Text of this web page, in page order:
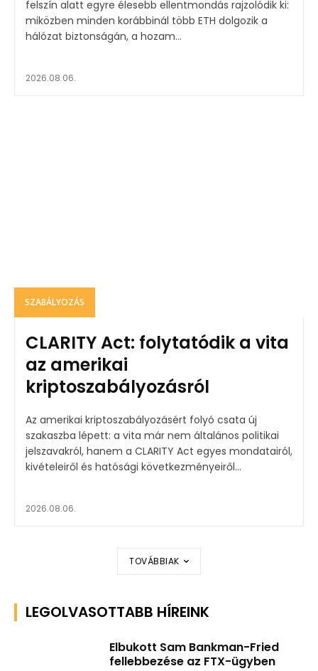
felszín alatt egyre élesebb ellentmondás rajzolódik ki:
miközben minden korábbinál több ETH dolgozik a
hálózat biztonságán, a hozam...
2026.08.06.
SZABÁLYOZÁS
CLARITY Act: folytatódik a vita
az amerikai
kriptoszabályozásról
Az amerikai kriptoszabályozásért folyó csata új
szakaszba lépett: a vita már nem általános politikai
jelszavakról, hanem a CLARITY Act egyes mondatairól,
kivételeiről és hatósági következményeiről...
2026.08.06.
TOVÁBBIAK
LEGOLVASOTTABB HÍREINK
Elbukott Sam Bankman-Fried
fellebbezése az FTX-ügyben